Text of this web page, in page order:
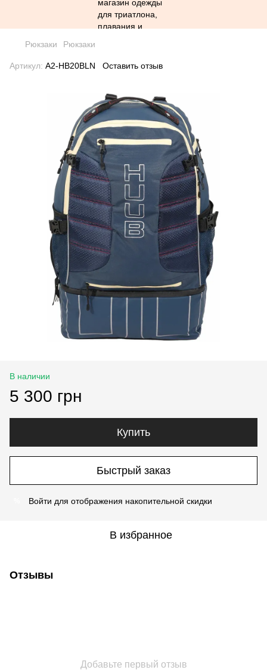
Рюкзаки Рюкзаки
Артикул: A2-HB20BLN Оставить отзыв
В наличии
5 300 грн
Купить
Быстрый заказ
Войти для отображения накопительной скидки
В избранное
Отзывы
Добавьте первый отзыв